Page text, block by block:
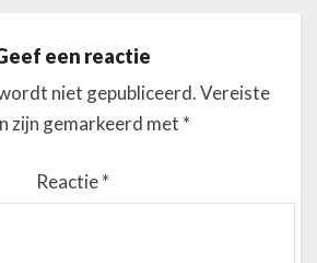
een reactie
niet gepubliceerd.Vereiste
zijn gemarkeerd met *
Reactie*